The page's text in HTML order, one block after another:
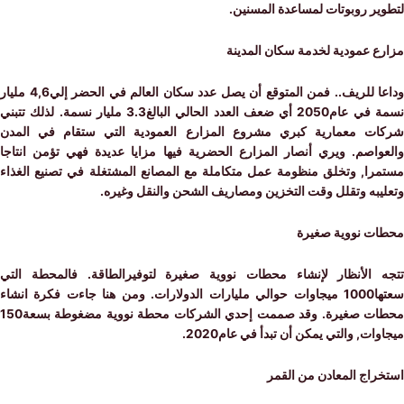
روبوتات لمساعدة المسنين.
عمودية لخدمة سكان المدينة
وداعا للريف.. فمن المتوقع أن يصل عدد سكان العالم في الحضر إلي4,6 مليار
نسمة في عام2050 أي ضعف العدد الحالي البالغ3.3 مليار نسمة. لذلك تتبني
معمارية كبري مشروع المزارع العمودية التي ستقام في المدن
ويري أنصار المزارع الحضرية فيها مزايا عديدة فهي تؤمن انتاجا
وتخلق منظومة عمل متكاملة مع المصانع المشتغلة في تصنيع الغذاء
وتقلل وقت التخزين ومصاريف الشحن والنقل وغيره.
نووية صغيرة
الأنظار لإنشاء محطات نووية صغيرة لتوفيرالطاقة. فالمحطة التي
سعتها1000 ميجاوات حوالي مليارات الدولارات. ومن هنا جاءت فكرة انشاء
محطات صغيرة. وقد صممت إحدي الشركات محطة نووية مضغوطة بسعة150
والتي يمكن أن تبدأ في عام2020.
المعادن من القمر